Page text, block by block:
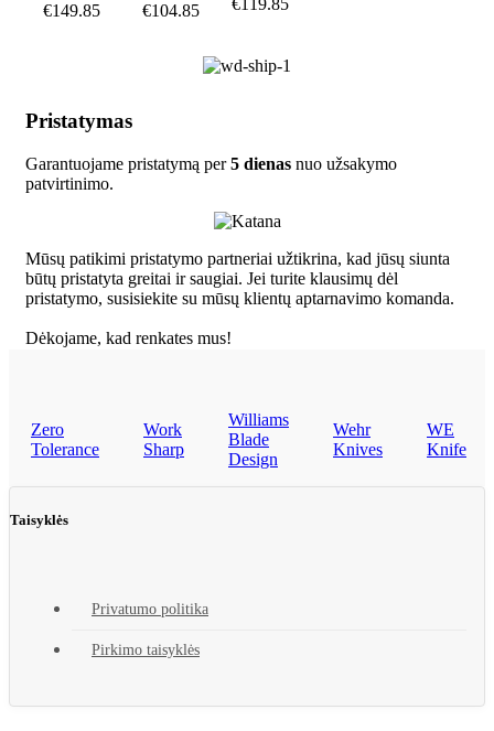
€149.85 €104.85 €119.85
Pristatymas
Garantuojame pristatymą per5 dienas nuo užsakymo
patvirtinimo.
Mūsų patikimi pristatymo partneriai užtikrina, kad jūsų siunta
būtų pristatyta greitai ir saugiai. Jei turite klausimų dėl
pristatymo, susisiekite su mūsų klientų aptarnavimo komanda.
Dėkojame, kad renkates mus!
Zero
Tolerance
Work
Sharp
Williams
Blade
Design
Wehr
Knives
WE
Knife
Taisyklės
Privatumo politika
Pirkimo taisyklės